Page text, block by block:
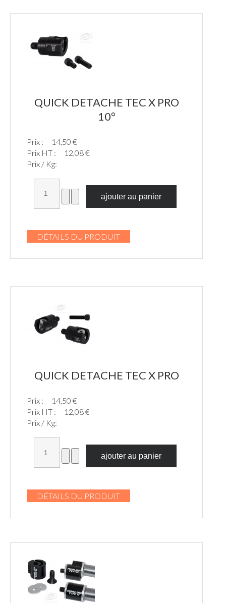
QUICK DETACHE TEC X PRO
10°
Prix :
14,50 €
Prix HT :
12,08 €
Prix / Kg:
DÉTAILS DU PRODUIT
QUICK DETACHE TEC X PRO
Prix :
14,50 €
Prix HT :
12,08 €
Prix / Kg:
DÉTAILS DU PRODUIT